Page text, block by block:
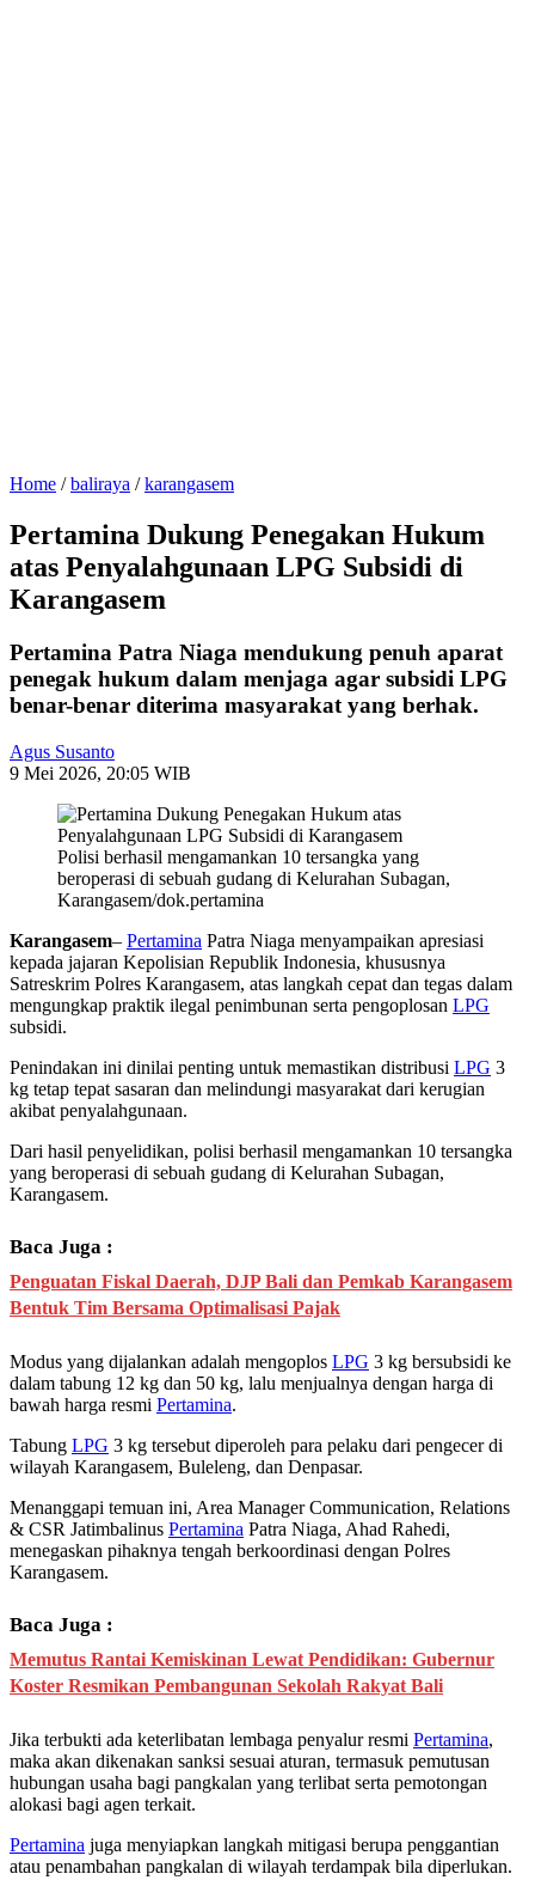
Home /baliraya /karangasem
Pertamina Dukung Penegakan Hukum
atas Penyalahgunaan LPG Subsidi di
Karangasem
Pertamina Patra Niaga mendukung penuh aparat
penegak hukum dalam menjaga agar subsidi LPG
benar-benar diterima masyarakat yang berhak.
Agus Susanto
9 Mei 2026, 20:05 WIB
Polisi berhasil mengamankan 10 tersangka yang
beroperasi di sebuah gudang di Kelurahan Subagan,
Karangasem/dok.pertamina
Karangasem– Pertamina Patra Niaga menyampaikan apresiasi
kepada jajaran Kepolisian Republik Indonesia, khususnya
Satreskrim Polres Karangasem, atas langkah cepat dan tegas dalam
mengungkap praktik ilegal penimbunan serta pengoplosan LPG
subsidi.
Penindakan ini dinilai penting untuk memastikan distribusi LPG 3
kg tetap tepat sasaran dan melindungi masyarakat dari kerugian
akibat penyalahgunaan.
Dari hasil penyelidikan, polisi berhasil mengamankan 10 tersangka
yang beroperasi di sebuah gudang di Kelurahan Subagan,
Karangasem.
Baca Juga :
Penguatan Fiskal Daerah, DJP Bali dan Pemkab Karangasem
Bentuk Tim Bersama Optimalisasi Pajak
Modus yang dijalankan adalah mengoplos LPG 3 kg bersubsidi ke
dalam tabung 12 kg dan 50 kg, lalu menjualnya dengan harga di
bawah harga resmi Pertamina.
Tabung LPG 3 kg tersebut diperoleh para pelaku dari pengecer di
wilayah Karangasem, Buleleng, dan Denpasar.
Menanggapi temuan ini, Area Manager Communication, Relations
& CSR Jatimbalinus Pertamina Patra Niaga, Ahad Rahedi,
menegaskan pihaknya tengah berkoordinasi dengan Polres
Karangasem.
Baca Juga :
Memutus Rantai Kemiskinan Lewat Pendidikan: Gubernur
Koster Resmikan Pembangunan Sekolah Rakyat Bali
Jika terbukti ada keterlibatan lembaga penyalur resmi Pertamina,
maka akan dikenakan sanksi sesuai aturan, termasuk pemutusan
hubungan usaha bagi pangkalan yang terlibat serta pemotongan
alokasi bagi agen terkait.
Pertamina juga menyiapkan langkah mitigasi berupa penggantian
atau penambahan pangkalan di wilayah terdampak bila diperlukan.